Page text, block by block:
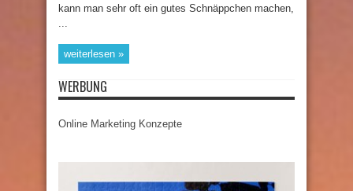
kann man sehr oft ein gutes Schnäppchen machen,
...
weiterlesen »
WERBUNG
Online Marketing Konzepte